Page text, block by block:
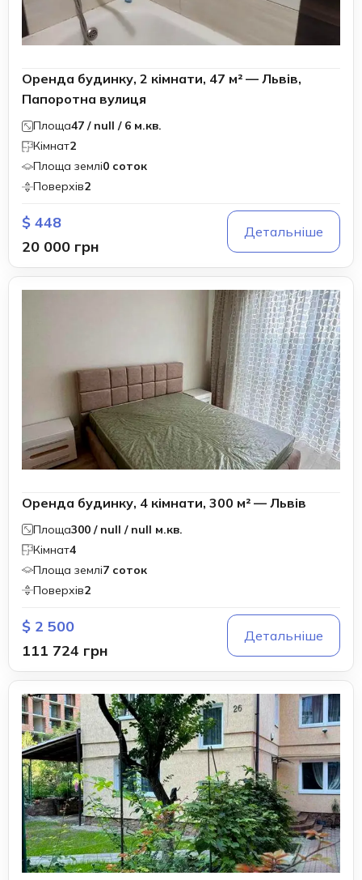
Оренда будинку, 2 кімнати, 47 м² — Львів,
Папоротна вулиця
Площа47 / null / 6 м.кв.
Кімнат2
Площа землі0 соток
Поверхів2
$ 448
20 000 грн
Детальніше
Оренда будинку, 4 кімнати, 300 м² — Львів
Площа300 / null / null м.кв.
Кімнат4
Площа землі7 соток
Поверхів2
$ 2 500
111 724 грн
Детальніше